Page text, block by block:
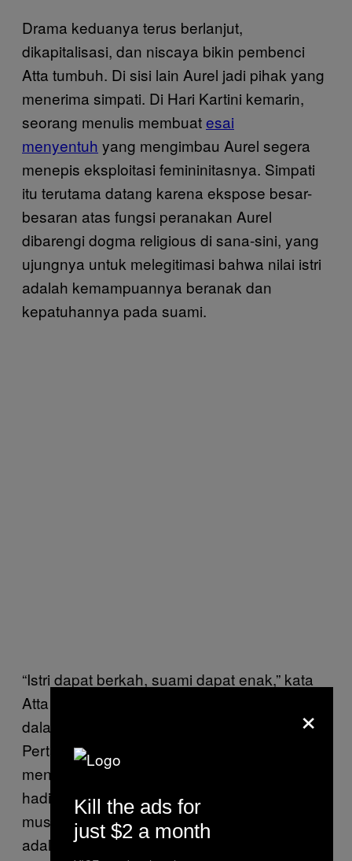
Drama keduanya terus berlanjut,
dikapitalisasi, dan niscaya bikin pembenci
Atta tumbuh. Di sisi lain Aurel jadi pihak yang
menerima simpati. Di Hari Kartini kemarin,
seorang menulis membuatesai
menyentuh yang mengimbau Aurel segera
menepis eksploitasi femininitasnya. Simpati
itu terutama datang karena ekspose besar-
besaran atas fungsi peranakan Aurel
dibarengi dogma religious di sana-sini, yang
ujungnya untuk melegitimasi bahwa nilai istri
adalah kemampuannya beranak dan
kepatuhannya pada suami.
“Istri dapat berkah, suami dapat enak,” kata
Atta sambil rambutnya dikeringkan Aurel,
dalam video berjudul clickbait “Malam
Pertama Atta Aurel”. Di akhir video itu, saat
menutup pintu kamar hotel, Atta merujuk
hadis yang sangat populer di kalangan
muslim bahwa hubungan intim dengan istri
adalah ibadah. “Ini aku mau ibadah dulu,
×
Kill the ads for
just $2 a month